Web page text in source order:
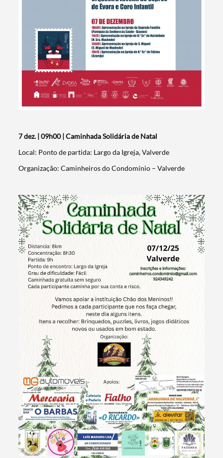
7 dez. | 09h00 | Caminhada Solidária de Natal
Local: Ponto de partida: Largo da Igreja, Valverde
Organização: Caminheiros do Condomínio – Valverde